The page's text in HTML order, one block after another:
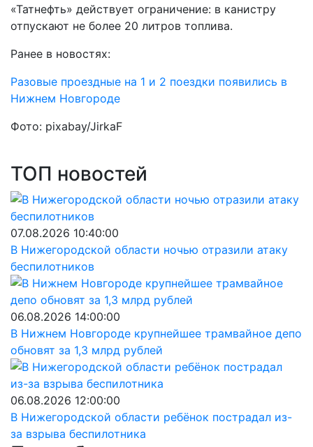
«Татнефть» действует ограничение: в канистру
отпускают не более 20 литров топлива.
Ранее в новостях:
Разовые проездные на 1 и 2 поездки появились в
Нижнем Новгороде
Фото: pixabay/JirkaF
ТОП новостей
07.08.2026 10:40:00
В Нижегородской области ночью отразили атаку
беспилотников
06.08.2026 14:00:00
В Нижнем Новгороде крупнейшее трамвайное депо
обновят за 1,3 млрд рублей
06.08.2026 12:00:00
В Нижегородской области ребёнок пострадал из-
за взрыва беспилотника